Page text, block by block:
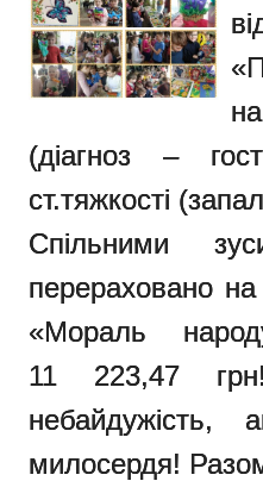
(діагноз –
ст.тяжкості
Спільними
перераховано на
«Мораль
11 223,47
небайдужість,
милосердя!